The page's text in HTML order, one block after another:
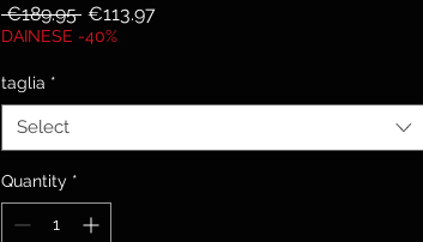
€189.95 Regular
Price
€113.97Sale
DAINESE -40%
taglia *
Select
Quantity *